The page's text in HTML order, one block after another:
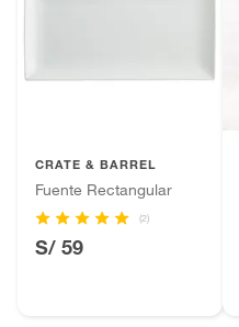
CRATE & BARREL
Fuente Rectangular
(2)
S/ 59